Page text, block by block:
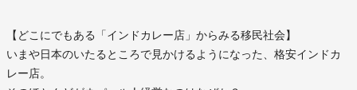
【どこにでもある「インドカレー店」からみる移民社会】
いまや日本のいたるところで見かけるようになった、格安インドカ
レー店。